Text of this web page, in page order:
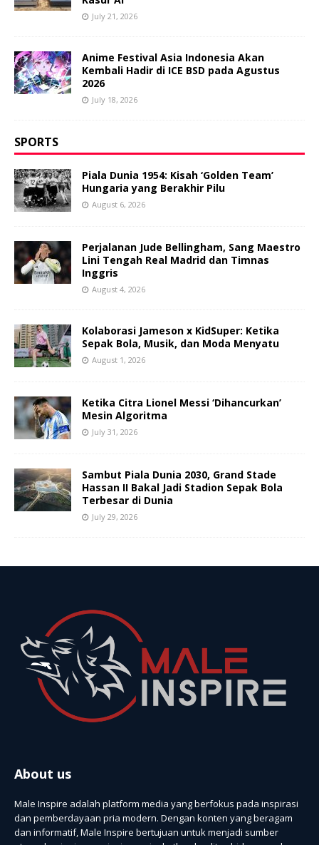
July 21, 2026
Anime Festival Asia Indonesia Akan
Kembali Hadir di ICE BSD pada Agustus
2026
July 18, 2026
SPORTS
Piala Dunia 1954: Kisah ‘Golden Team’
Hungaria yang Berakhir Pilu
August 6, 2026
Perjalanan Jude Bellingham, Sang Maestro
Lini Tengah Real Madrid dan Timnas
Inggris
August 4, 2026
Kolaborasi Jameson x KidSuper: Ketika
Sepak Bola, Musik, dan Moda Menyatu
August 1, 2026
Ketika Citra Lionel Messi ‘Dihancurkan’
Mesin Algoritma
July 31, 2026
Sambut Piala Dunia 2030, Grand Stade
Hassan II Bakal Jadi Stadion Sepak Bola
Terbesar di Dunia
July 29, 2026
About us
Male Inspire adalah platform media yang berfokus pada inspirasi
dan pemberdayaan pria modern. Dengan konten yang beragam
dan informatif, Male Inspire bertujuan untuk menjadi sumber